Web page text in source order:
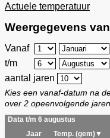
Actuele temperatuur
Weergegevens
Vanaf
t/m
aantal jaren
Kies een vanaf-datum na
over 2 opeenvolgende
Data t/m 6 augustus
Jaar
Temp. (gem)▼